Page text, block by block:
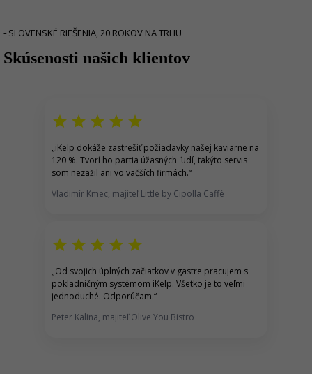
- SLOVENSKÉ RIEŠENIA, 20 ROKOV NA TRHU
Skúsenosti našich klientov
star star star star star
„iKelp dokáže zastrešiť požiadavky našej kaviarne na
120 %. Tvorí ho partia úžasných ľudí, takýto servis
som nezažil ani vo väčších firmách.“
Vladimír Kmec, majiteľ Little by Cipolla Caffé
star star star star star
„Od svojich úplných začiatkov v gastre pracujem s
pokladničným systémom iKelp. Všetko je to veľmi
jednoduché. Odporúčam.“
Peter Kalina, majiteľ Olive You Bistro